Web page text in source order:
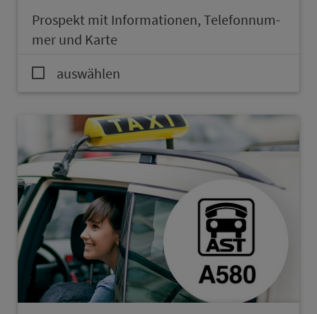
Prospekt mit In­for­ma­ti­onen, Te­le­fon­num­
mer und Karte
auswählen